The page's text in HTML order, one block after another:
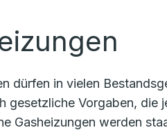
dürfen in vielen
gesetzliche Vorgaben, die
Gasheizungen werden